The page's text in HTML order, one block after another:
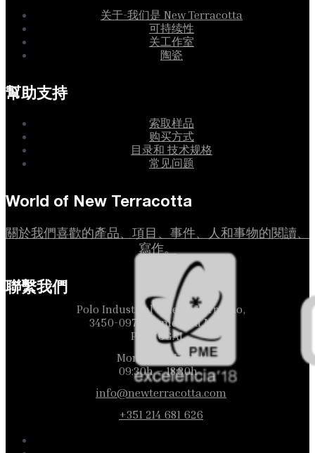
关于-我们是 New Terracotta
可持续性
关工作室
陶瓷
幫助支持
索取样品
购买方式
目录和 技术规格
常见问题
World of New Terracotta
關於我們喜歡的產品、項目、事件、人和事物的閱讀、
寫作。
聯繫我們
Polo Industrial Vale de Borregão,
3450-097 Marmeleira MRT
PORTUGAL
Monday to Friday
09:30h – 18:30h
info@newterracotta.com
+351 214 681 626